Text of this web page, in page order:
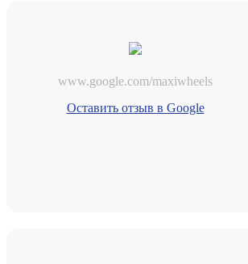
www.google.com/maxiwheels
Оставить отзыв в Google